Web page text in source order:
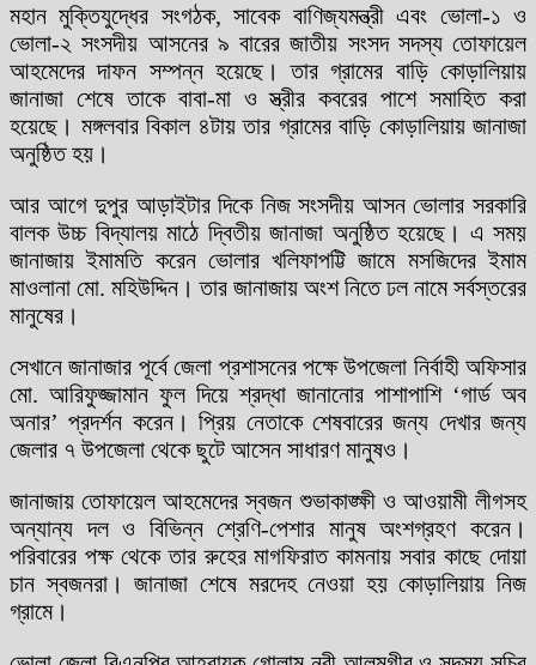
মহান মুক্তিযুদ্ধের সংগঠক, সাবেক বাণিজ্যমন্ত্রী এবং ভোলা-১ ও
ভোলা-২ সংসদীয় আসনের ৯ বারের জাতীয় সংসদ সদস্য তোফায়েল
আহমেদের দাফন সম্পন্ন হয়েছে। তার গ্রামের বাড়ি কোড়ালিয়ায়
জানাজা শেষে তাকে বাবা-মা ও স্ত্রীর কবরের পাশে সমাহিত করা
হয়েছে। মঙ্গলবার বিকাল ৪টায় তার গ্রামের বাড়ি কোড়ালিয়ায় জানাজা
অনুষ্ঠিত হয়।
আর আগে দুপুর আড়াইটার দিকে নিজ সংসদীয় আসন ভোলার সরকারি
বালক উচ্চ বিদ্যালয় মাঠে দ্বিতীয় জানাজা অনুষ্ঠিত হয়েছে। এ সময়
জানাজায় ইমামতি করেন ভোলার খলিফাপট্টি জামে মসজিদের ইমাম
মাওলানা মো. মহিউদ্দিন। তার জানাজায় অংশ নিতে ঢল নামে সর্বস্তরের
মানুষের।
সেখানে জানাজার পূর্বে জেলা প্রশাসনের পক্ষে উপজেলা নির্বাহী অফিসার
মো. আরিফুজ্জামান ফুল দিয়ে শ্রদ্ধা জানানোর পাশাপাশি ‘গার্ড অব
অনার’ প্রদর্শন করেন। প্রিয় নেতাকে শেষবারের জন্য দেখার জন্য
জেলার ৭ উপজেলা থেকে ছুটে আসেন সাধারণ মানুষও।
জানাজায় তোফায়েল আহমেদের স্বজন শুভাকাঙ্ক্ষী ও আওয়ামী লীগসহ
অন্যান্য দল ও বিভিন্ন শ্রেণি-পেশার মানুষ অংশগ্রহণ করেন।
পরিবারের পক্ষ থেকে তার রুহের মাগফিরাত কামনায় সবার কাছে দোয়া
চান স্বজনরা। জানাজা শেষে মরদেহ নেওয়া হয় কোড়ালিয়ায় নিজ
গ্রামে।